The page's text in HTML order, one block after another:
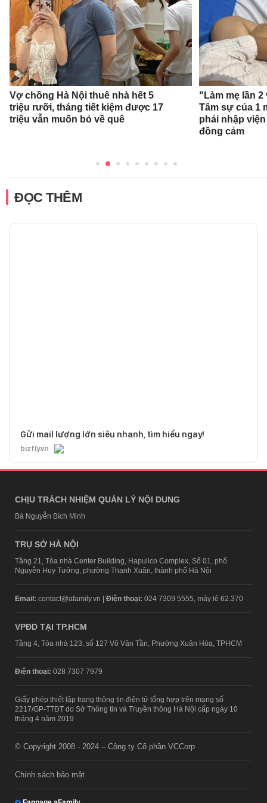
Vợ chồng Hà Nội thuê nhà hết 5
triệu rưỡi, tháng tiết kiệm được 17
triệu vẫn muốn bỏ về quê
"Làm mẹ lần
Tâm sự của 1
phải nhập
đồng cảm
ĐỌC THÊM
Gửi mail lượng lớn siêu nhanh, tìm hiểu ngay!
bizfly.vn
CHỊU TRÁCH NHIỆM QUẢN LÝ NỘI DUNG
Bà Nguyễn Bích Minh
TRỤ SỞ HÀ NỘI
Tầng 21, Tòa nhà Center Building, Hapulico Complex, Số 01, phố
Nguyễn Huy Tưởng, phường Thanh Xuân, thành phố Hà Nội
Email: contact@afamily.vn | Điện thoại: 024 7309 5555, máy lẻ 62.370
VPĐD TẠI TP.HCM
Tầng 4, Tòa nhà 123, số 127 Võ Văn Tần, Phường Xuân Hòa, TPHCM
Điện thoại: 028 7307 7979
Giấy phép thiết lập trang thông tin điện tử tổng hợp trên mạng số
2217/GP-TTĐT do Sở Thông tin và Truyền thông Hà Nội cấp ngày 10
tháng 4 năm 2019
© Copyright 2008 - 2024 – Công ty Cổ phần VCCorp
Chính sách bảo mật